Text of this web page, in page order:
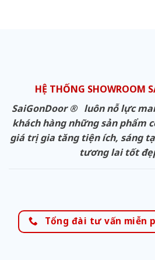
HỆ THỐNG SHOWROOM
SaiGonDoor ® luôn nỗ lực
khách hàng những sản phẩm
giá trị gia tăng tiện ích, sáng
tương lai tốt
Tổng đài tư vấn miễn